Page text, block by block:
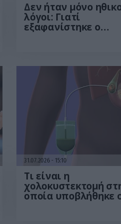
Δεν ήταν μόνο
λόγοι: Γιατί
εξαφανίστηκε ο
31.07.2026 15:10
Τι είναι η
χολοκυστεκτομή
οποία υποβλήθηκε